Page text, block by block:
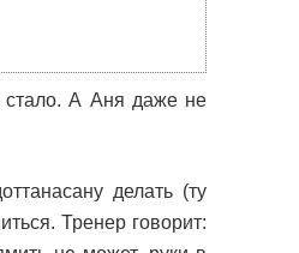
стало. А Аня даже не
делать (ту
Тренер говорит: